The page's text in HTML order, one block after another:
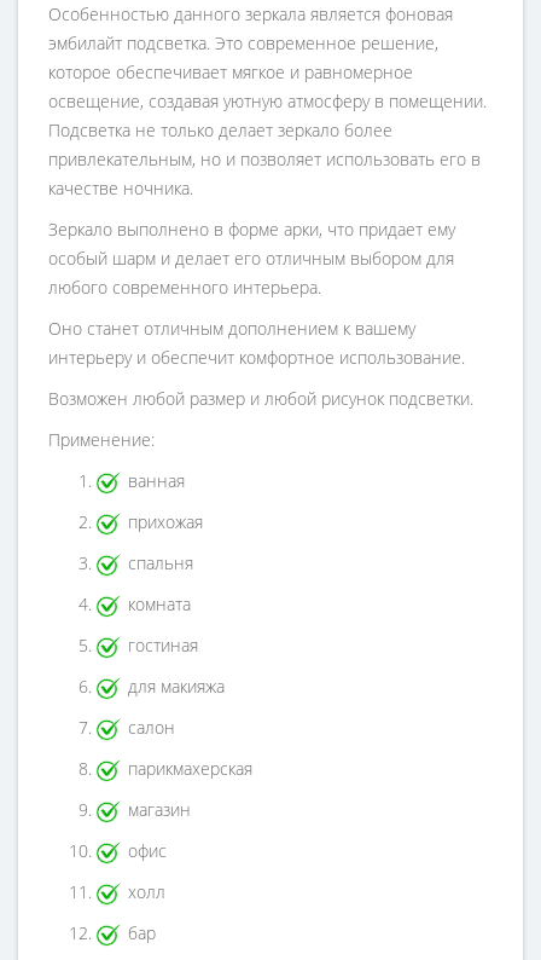
Особенностью данного зеркала является фоновая
эмбилайт подсветка. Это современное решение,
которое обеспечивает мягкое и равномерное
освещение, создавая уютную атмосферу в помещении.
Подсветка не только делает зеркало более
привлекательным, но и позволяет использовать его в
качестве ночника.
Зеркало выполнено в форме арки, что придает ему
особый шарм и делает его отличным выбором для
любого современного интерьера.
Оно станет отличным дополнением к вашему
интерьеру и обеспечит комфортное использование.
Возможен любой размер и любой рисунок подсветки.
Применение:
ванная
прихожая
спальня
комната
гостиная
для макияжа
салон
парикмахерская
магазин
офис
холл
бар